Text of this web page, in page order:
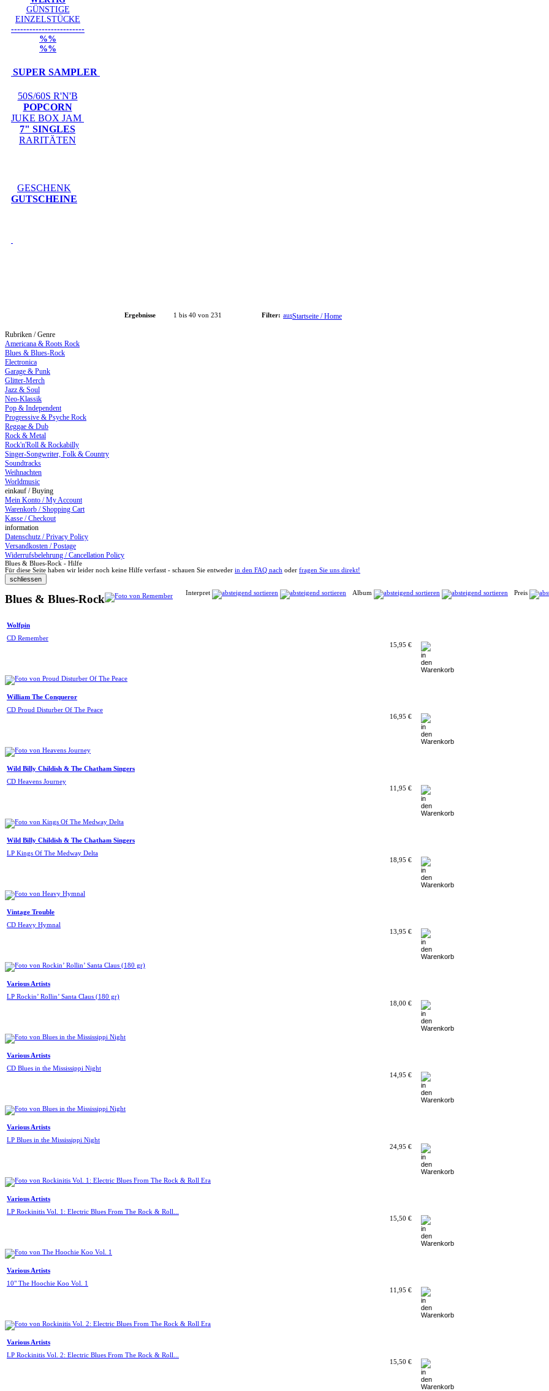
GÜNSTIGE
EINZELSTÜCKE
------------------------
%%
%%
SUPER SAMPLER
50S/60S R'N'B
POPCORN
JUKE BOX JAM
7" SINGLES
RARITÄTEN
GESCHENK
GUTSCHEINE
Ergebnisse 1 bis 40 von 231 Filter: ausStartseite / Home
Rubriken / Genre
Americana & Roots Rock
Blues & Blues-Rock
Electronica
Garage & Punk
Glitter-Merch
Jazz & Soul
Neo-Klassik
Pop & Independent
Progressive & Psyche Rock
Reggae & Dub
Rock & Metal
Rock'n'Roll & Rockabilly
Singer-Songwriter, Folk & Country
Soundtracks
Weihnachten
Worldmusic
einkauf / Buying
Mein Konto / My Account
Warenkorb / Shopping Cart
Kasse / Checkout
information
Datenschutz / Privacy Policy
Versandkosten / Postage
Widerrufsbelehrung / Cancellation Policy
Blues & Blues-Rock - Hilfe
Für diese Seite haben wir leider noch keine Hilfe verfasst - schauen Sie entweder in den FAQ nach oder fragen Sie uns direkt!
Blues & Blues-Rock Interpret Album Preis
Wolfpin
CD Remember
15,95 €
William The Conqueror
CD Proud Disturber Of The Peace
16,95 €
Wild Billy Childish & The Chatham Singers
CD Heavens Journey
11,95 €
Wild Billy Childish & The Chatham Singers
LP Kings Of The Medway Delta
18,95 €
Vintage Trouble
CD Heavy Hymnal
13,95 €
Various Artists
LP Rockin’ Rollin’ Santa Claus (180 gr)
18,00 €
Various Artists
CD Blues in the Mississippi Night
14,95 €
Various Artists
LP Blues in the Mississippi Night
24,95 €
Various Artists
LP Rockinitis Vol. 1: Electric Blues From The Rock & Roll...
15,50 €
Various Artists
10" The Hoochie Koo Vol. 1
11,95 €
Various Artists
LP Rockinitis Vol. 2: Electric Blues From The Rock & Roll...
15,50 €